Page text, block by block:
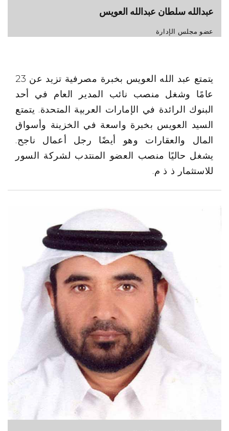
عبدالله سلطان عبدالله العويس
عضو مجلس الإدارة
يتمتع عبد الله العويس بخبرة مصرفية تزيد عن 23
عامًا وشغل منصب نائب المدير العام في أحد
البنوك الرائدة في الإمارات العربية المتحدة. يتمتع
السيد العويس بخبرة واسعة في الخزينة وأسواق
المال والعقارات وهو أيضًا رجل أعمال ناجح.
يشغل حاليًا منصب العضو المنتدب لشركة السور
للاستثمار ذ ذ م.